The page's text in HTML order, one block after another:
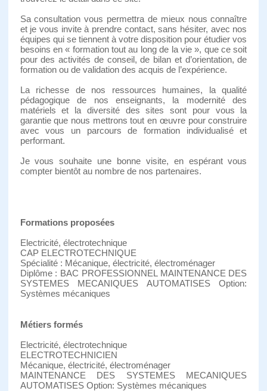
Sa consultation vous permettra de mieux nous connaître
et je vous invite à prendre contact, sans hésiter, avec nos
équipes qui se tiennent à votre disposition pour étudier vos
besoins en « formation tout au long de la vie », que ce soit
pour des activités de conseil, de bilan et d’orientation, de
formation ou de validation des acquis de l’expérience.
La richesse de nos ressources humaines, la qualité
pédagogique de nos enseignants, la modernité des
matériels et la diversité des sites sont pour vous la
garantie que nous mettrons tout en œuvre pour construire
avec vous un parcours de formation individualisé et
performant.
Je vous souhaite une bonne visite, en espérant vous
compter bientôt au nombre de nos partenaires.
Formations proposées
Electricité, électrotechnique
CAP ELECTROTECHNIQUE
Spécialité : Mécanique, électricité, électroménager
Diplôme : BAC PROFESSIONNEL MAINTENANCE DES
SYSTEMES MECANIQUES AUTOMATISES Option:
Systèmes mécaniques
Métiers formés
Electricité, électrotechnique
ELECTROTECHNICIEN
Mécanique, électricité, électroménager
MAINTENANCE DES SYSTEMES MECANIQUES
AUTOMATISES Option: Systèmes mécaniques